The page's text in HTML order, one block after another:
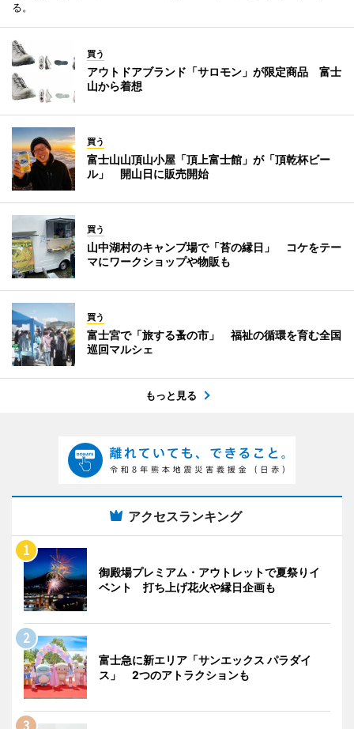
る。
買う
アウトドアブランド「サロモン」が限定商品 富士
山から着想
買う
富士山山頂山小屋「頂上富士館」が「頂乾杯ビー
ル」 開山日に販売開始
買う
山中湖村のキャンプ場で「苔の縁日」 コケをテー
マにワークショップや物販も
買う
富士宮で「旅する蚤の市」 福祉の循環を育む全国
巡回マルシェ
もっと見る
アクセスランキング
御殿場プレミアム・アウトレットで夏祭りイ
ベント 打ち上げ花火や縁日企画も
富士急に新エリア「サンエックス パラダイ
ス」 2つのアトラクションも